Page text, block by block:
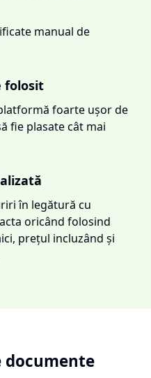
manual de
folosit
foarte ușor de
fie plasate cât mai
în legătură cu
oricând folosind
prețul incluzând și
documente